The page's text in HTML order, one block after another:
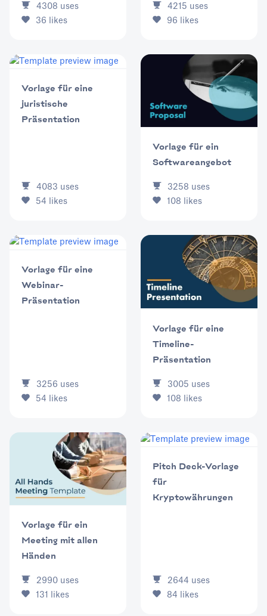
4308 uses
36 likes
4215 uses
96 likes
Vorlage für eine
juristische
Präsentation
4083 uses
54 likes
Vorlage für ein
Softwareangebot
3258 uses
108 likes
Vorlage für eine
Webinar-
Präsentation
3256 uses
54 likes
Vorlage für eine
Timeline-
Präsentation
3005 uses
108 likes
Vorlage für ein
Meeting mit allen
Händen
2990 uses
131
likes
Pitch Deck-Vorlage
für
Kryptowährungen
2644 uses
84 likes